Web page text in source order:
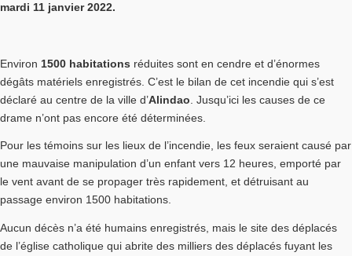
mardi 11 janvier 2022.
Environ 1500 habitations réduites sont en cendre et d’énormes
dégâts matériels enregistrés. C’est le bilan de cet incendie qui s’est
déclaré au centre de la ville d’Alindao . Jusqu’ici les causes de ce
drame n’ont pas encore été déterminées.
Pour les témoins sur les lieux de l’incendie, les feux seraient causé par
une mauvaise manipulation d’un enfant vers 12 heures, emporté par
le vent avant de se propager très rapidement, et détruisant au
passage environ 1500 habitations.
Aucun décès n’a été humains enregistrés, mais le site des déplacés
de l’église catholique qui abrite des milliers des déplacés fuyant les